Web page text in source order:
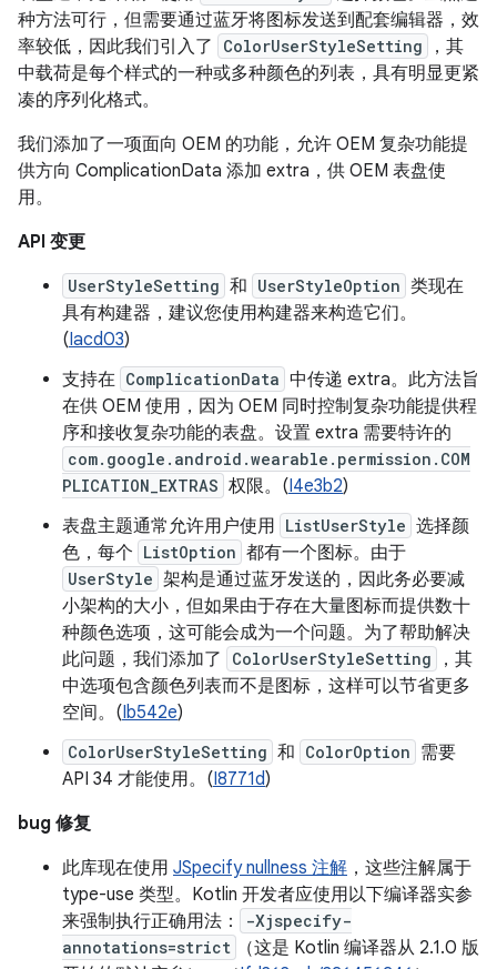
种方法可行，但需要通过蓝牙将图标发送到配套编辑器，效
率较低，因此我们引入了
ColorUserStyleSetting
，其
中载荷是每个样式的一种或多种颜色的列表，具有明显更紧
凑的序列化格式。
我们添加了一项面向 OEM 的功能，允许 OEM 复杂功能提
供方向 ComplicationData 添加 extra，供 OEM 表盘使
用。
API 变更
UserStyleSetting 和 UserStyleOption 类现在
具有构建器，建议您使用构建器来构造它们。
(Iacd03)
支持在 ComplicationData 中传递 extra。此方法旨
在供 OEM 使用，因为 OEM 同时控制复杂功能提供程
序和接收复杂功能的表盘。设置 extra 需要特许的
com.google.android.wearable.permission.COM
PLICATION_EXTRAS 权限。(I4e3b2)
表盘主题通常允许用户使用 ListUserStyle 选择颜
色，每个 ListOption 都有一个图标。由于
UserStyle 架构是通过蓝牙发送的，因此务必要减
小架构的大小，但如果由于存在大量图标而提供数十
种颜色选项，这可能会成为一个问题。为了帮助解决
此问题，我们添加了
ColorUserStyleSetting
，其
中选项包含颜色列表而不是图标，这样可以节省更多
空间。(Ib542e)
ColorUserStyleSetting 和 ColorOption 需要
API 34 才能使用。(I8771d)
bug 修复
此库现在使用 JSpecify nullness 注解 ，这些注解属于
type-use 类型。Kotlin 开发者应使用以下编译器实参
来强制执行正确用法：
-Xjspecify-
annotations=strict
（这是 Kotlin 编译器从 2.1.0 版